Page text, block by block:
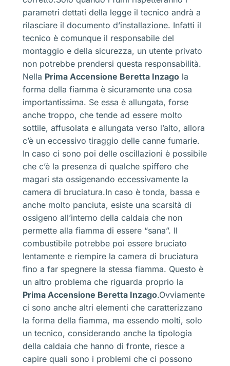
parametri dettati della legge il tecnico andrà a
rilasciare il documento d’installazione. Infatti il
tecnico è comunque il responsabile del
montaggio e della sicurezza, un utente privato
non potrebbe prendersi questa responsabilità.
Nella Prima Accensione Beretta Inzago la
forma della fiamma è sicuramente una cosa
importantissima. Se essa è allungata, forse
anche troppo, che tende ad essere molto
sottile, affusolata e allungata verso l’alto, allora
c’è un eccessivo tiraggio delle canne fumarie.
In caso ci sono poi delle oscillazioni è possibile
che c’è la presenza di qualche spiffero che
magari sta ossigenando eccessivamente la
camera di bruciatura.In caso è tonda, bassa e
anche molto panciuta, esiste una scarsità di
ossigeno all’interno della caldaia che non
permette alla fiamma di essere “sana”. Il
combustibile potrebbe poi essere bruciato
lentamente e riempire la camera di bruciatura
fino a far spegnere la stessa fiamma. Questo è
un altro problema che riguarda proprio la
Prima Accensione Beretta Inzago.Ovviamente
ci sono anche altri elementi che caratterizzano
la forma della fiamma, ma essendo molti, solo
un tecnico, considerando anche la tipologia
della caldaia che hanno di fronte, riesce a
capire quali sono i problemi che ci possono